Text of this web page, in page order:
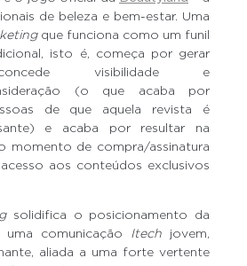
de beleza e bem-estar. Uma
que funciona como um funil
isto é, começa por gerar
visibilidade e
(o que acaba por
de que aquela revista é
e acaba por resultar na
momento de compra/assinatura
aos conteúdos exclusivos
solidifica o posicionamento da
uma comunicação Itech jovem,
aliada a uma forte vertente